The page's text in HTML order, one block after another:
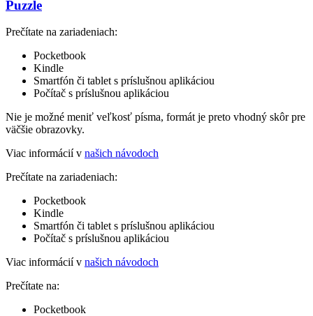
Puzzle
Prečítate na zariadeniach:
Pocketbook
Kindle
Smartfón či tablet s príslušnou aplikáciou
Počítač s príslušnou aplikáciou
Nie je možné meniť veľkosť písma, formát je preto vhodný skôr pre
väčšie obrazovky.
Viac informácií v našich návodoch
Prečítate na zariadeniach:
Pocketbook
Kindle
Smartfón či tablet s príslušnou aplikáciou
Počítač s príslušnou aplikáciou
Viac informácií v našich návodoch
Prečítate na:
Pocketbook